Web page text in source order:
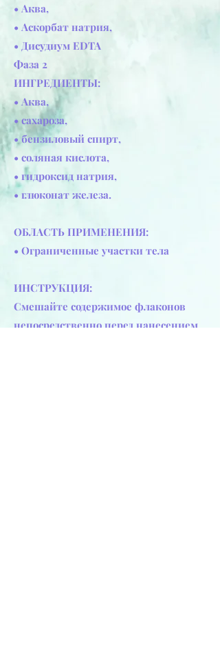
• Аква,
• Аскорбат натрия,
• Дисудиум EDTA
Фаза 2
ИНГРЕДИЕНТЫ:
• Аква,
• сахароза,
• бензиловый спирт,
• соляная кислота,
• гидроксид натрия,
• глюконат железа.
ОБЛАСТЬ ПРИМЕНЕНИЯ:
• Ограниченные участки тела
ИНСТРУКЦИЯ:
Смешайте содержимое флаконов
непосредственно перед нанесением